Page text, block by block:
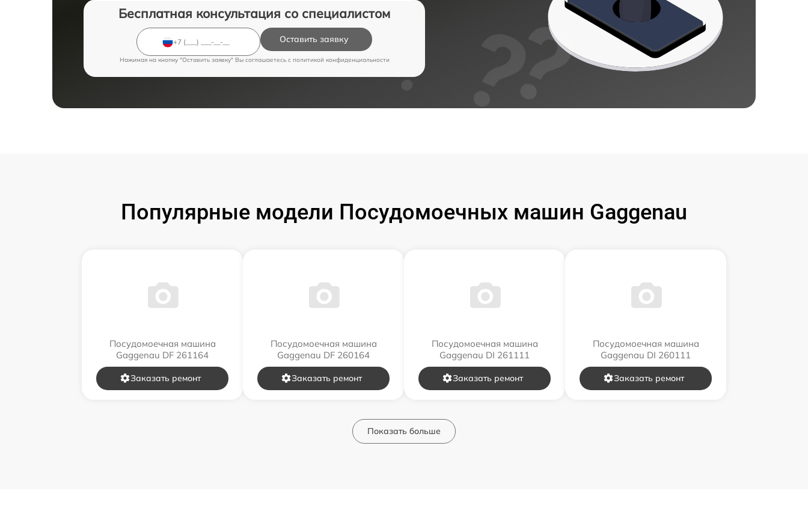
Бесплатная консультация со специалистом
Оставить заявку
Нажимая на кнопку "Оставить заявку" Вы соглашаетесь c политикой конфиденциальности
Популярные модели Посудомоечных машин Gaggenau
Посудомоечная машина
Gaggenau DF 261164
Заказать ремонт
Посудомоечная машина
Gaggenau DF 260164
Заказать ремонт
Посудомоечная машина
Gaggenau DI 261111
Заказать ремонт
Посудомоечная машина
Gaggenau DI 260111
Заказать ремонт
Показать больше